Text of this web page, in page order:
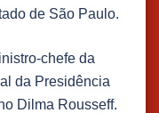
de São Paulo.
chefe da
da Presidência
Dilma Rousseff.